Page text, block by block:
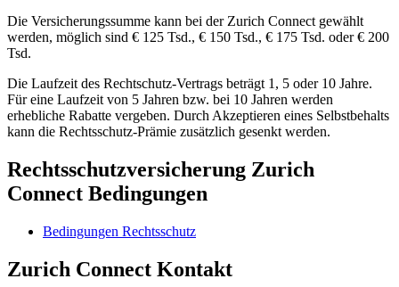
Die Versicherungssumme kann bei der Zurich Connect gewählt
werden, möglich sind € 125 Tsd., € 150 Tsd., € 175 Tsd. oder € 200
Tsd.
Die Laufzeit des Rechtschutz-Vertrags beträgt 1, 5 oder 10 Jahre.
Für eine Laufzeit von 5 Jahren bzw. bei 10 Jahren werden
erhebliche Rabatte vergeben. Durch Akzeptieren eines Selbstbehalts
kann die Rechtsschutz-Prämie zusätzlich gesenkt werden.
Rechtsschutzversicherung Zurich
Connect Bedingungen
Bedingungen Rechtsschutz
Zurich Connect Kontakt